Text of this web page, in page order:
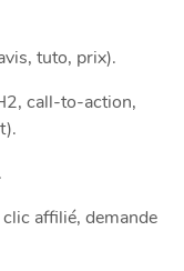
tuto, prix).
call-to-action,
affilié, demande